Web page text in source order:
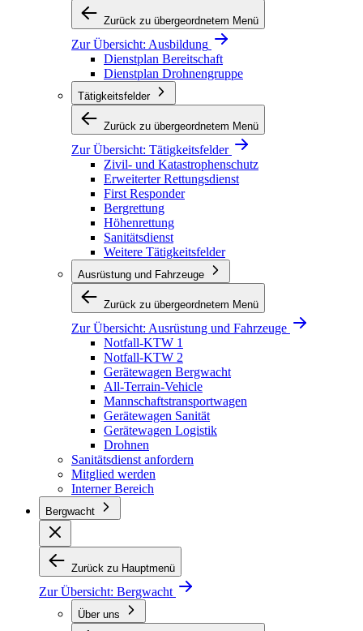
Zurück zu übergeordnetem Menü
Zur Übersicht: Ausbildung
Dienstplan Bereitschaft
Dienstplan Drohnengruppe
Tätigkeitsfelder
Zurück zu übergeordnetem Menü
Zur Übersicht: Tätigkeitsfelder
Zivil- und Katastrophenschutz
Erweiterter Rettungsdienst
First Responder
Bergrettung
Höhenrettung
Sanitätsdienst
Weitere Tätigkeitsfelder
Ausrüstung und Fahrzeuge
Zurück zu übergeordnetem Menü
Zur Übersicht: Ausrüstung und Fahrzeuge
Notfall-KTW 1
Notfall-KTW 2
Gerätewagen Bergwacht
All-Terrain-Vehicle
Mannschaftstransportwagen
Gerätewagen Sanität
Gerätewagen Logistik
Drohnen
Sanitätsdienst anfordern
Mitglied werden
Interner Bereich
Bergwacht
Zurück zu Hauptmenü
Zur Übersicht: Bergwacht
Über uns